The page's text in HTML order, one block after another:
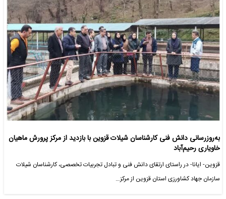
به‌روزرسانی دانش فنی کارشناسان شیلات قزوین با بازدید از مرکز پرورش ماهیان
خاویاری رحیم‌آباد
قزوین- ایانا- در راستای ارتقای دانش فنی و تبادل تجربیات تخصصی، کارشناسان شیلات
سازمان جهاد کشاورزی استان قزوین از مرکز…